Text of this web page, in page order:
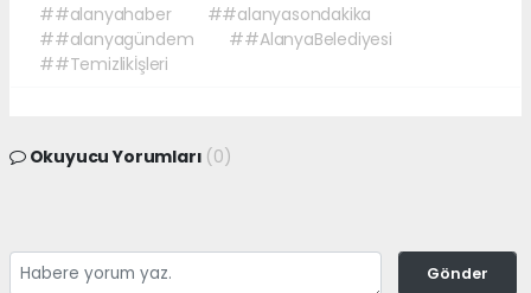
##alanyahaber
##alanyasondakika
##alanyagündem
##AlanyaBelediyesi
##Temizlikİşleri
Okuyucu Yorumları (0)
Gönder